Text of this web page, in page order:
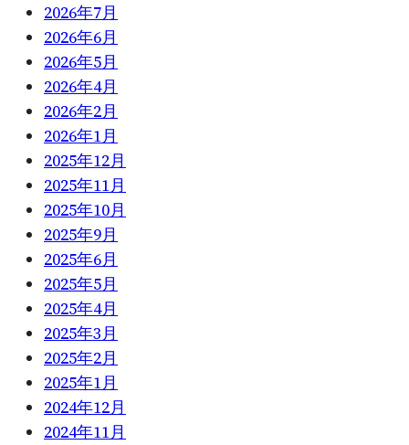
2026年7月
2026年6月
2026年5月
2026年4月
2026年2月
2026年1月
2025年12月
2025年11月
2025年10月
2025年9月
2025年6月
2025年5月
2025年4月
2025年3月
2025年2月
2025年1月
2024年12月
2024年11月